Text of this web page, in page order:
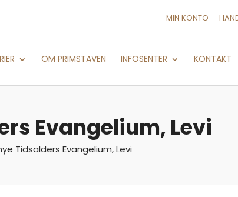
MIN KONTO
OM PRIMSTAVEN INFOSENTER KONTAKT
Evangelium, Levi
Tidsalders Evangelium, Levi